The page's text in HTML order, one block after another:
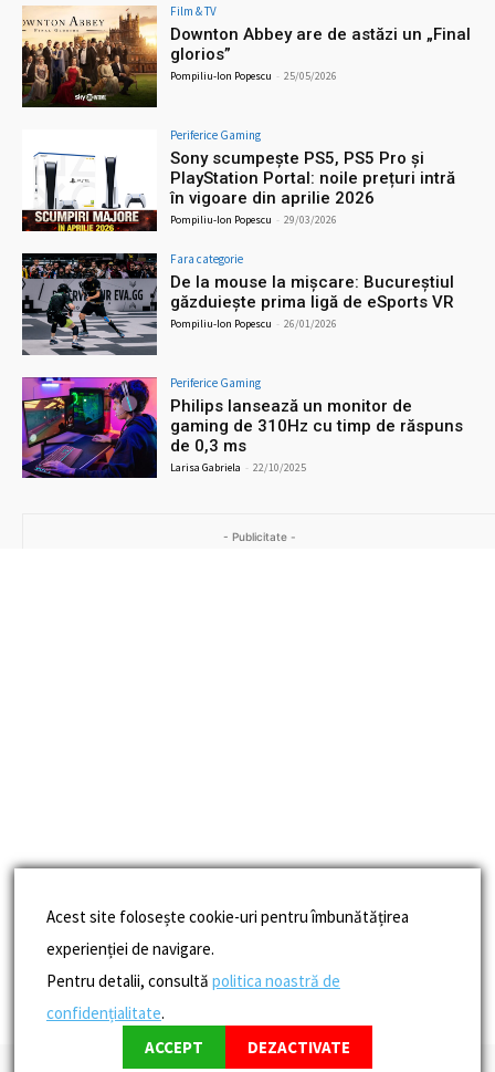
Film & TV
Downton Abbey are de astăzi un „Final
glorios”
Pompiliu-Ion Popescu - 25/05/2026
Periferice Gaming
Sony scumpește PS5, PS5 Pro și
PlayStation Portal: noile prețuri intră
în vigoare din aprilie 2026
Pompiliu-Ion Popescu - 29/03/2026
Fara categorie
De la mouse la mișcare: Bucureștiul
găzduiește prima ligă de eSports VR
Pompiliu-Ion Popescu - 26/01/2026
Periferice Gaming
Philips lansează un monitor de
gaming de 310Hz cu timp de răspuns
de 0,3 ms
Larisa Gabriela - 22/10/2025
- Publicitate -
Acest site folosește cookie-uri pentru îmbunătățirea
experienției de navigare.
Pentru detalii, consultă politica noastră de
confidențialitate.
ACCEPT
DEZACTIVATE